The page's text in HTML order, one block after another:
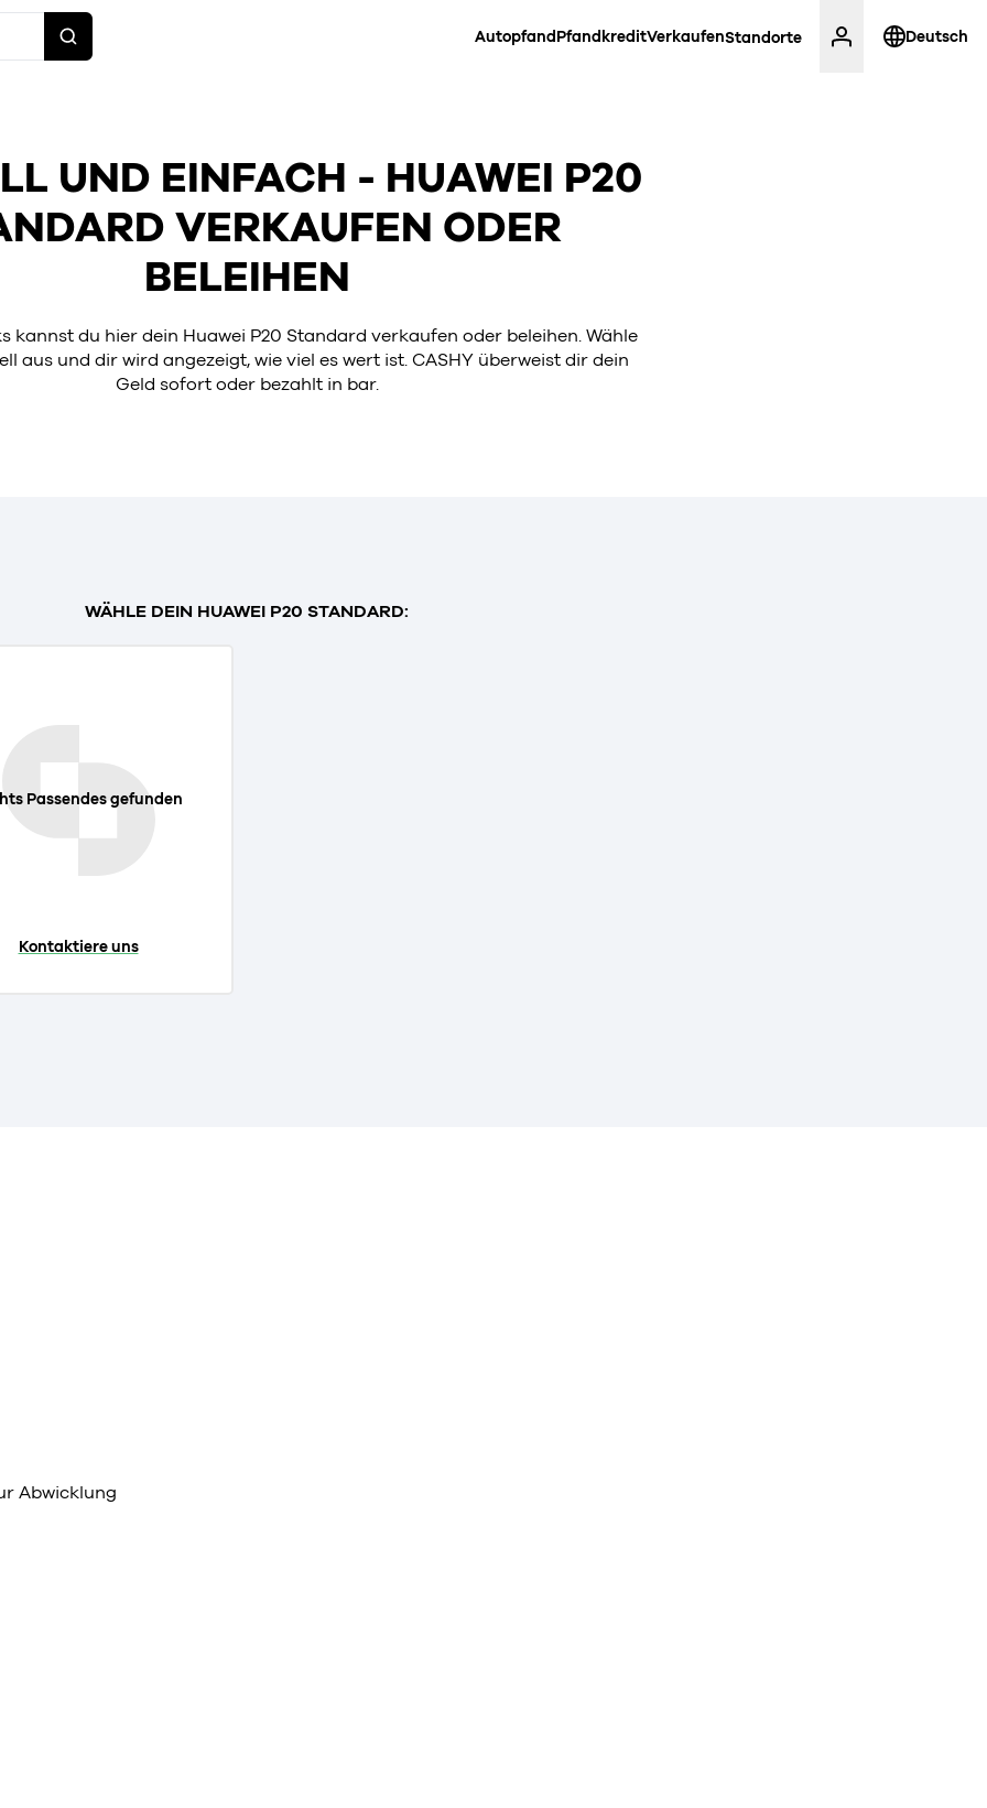
AutopfandPfandkreditVerkaufenStandorte Deutsch
UND EINFACH - HUAWEI P20
VERKAUFEN ODER
BELEIHEN
kannst du hier dein Huawei P20 Standard verkaufen oder beleihen. Wähle
aus und dir wird angezeigt, wie viel es wert ist. CASHY überweist dir dein
Geld sofort oder bezahlt in bar.
WÄHLE DEIN HUAWEI P20 STANDARD:
Passendes gefunden
Kontaktiere uns
Abwicklung